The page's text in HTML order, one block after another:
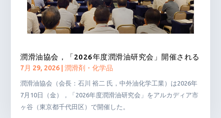
潤滑油協会，「2026年度潤滑油研究会」開催される
7月 29, 2026 |潤滑剤・化学品
潤滑油協会（会長：石川 裕二 氏，中外油化学工業）は2026年
7月10日（金），「2026年度潤滑油研究会」をアルカディア市
ヶ谷（東京都千代田区）で開催した。